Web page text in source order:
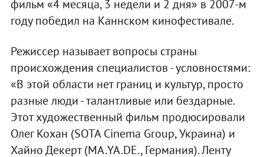
фильм «4 месяца, 3 недели и 2 дня» в 2007-м
году победил на Каннском кинофестивале.
Режиссер называет вопросы страны
происхождения специалистов - условностями:
«В этой области нет границ и культур, просто
разные люди - талантливые или бездарные.
Этот художественный фильм продюсировали
Олег Кохан (SOTA Cinema Group, Украина) и
Хайно Декерт (MA.YA.DE., Германия). Ленту